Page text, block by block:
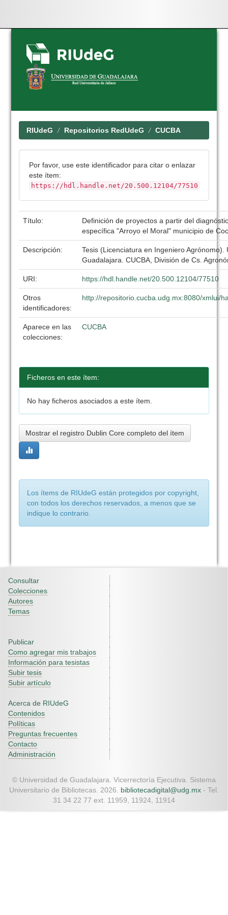
Skip
navigation
RIUdeG Repositorios RedUdeG CUCBA
Por favor, use este identificador para citar o enlazar
este ítem:
https://hdl.handle.net/20.500.12104/77510
Título:
Definición de proyectos a partir del
específica "Arroyo el Moral" municipio de
Descripción:
Tesis (Licenciatura en Ingeniero Agrónomo).
Guadalajara. CUCBA, División de Cs.
URI: https://hdl.handle.net/20.500.12104/77510
Otros
identificadores:
http://repositorio.cucba.udg.mx:8080/xmlui/
Aparece en las
colecciones:
CUCBA
Ficheros en este ítem:
No hay ficheros asociados a este ítem.
Mostrar el registro Dublin Core completo del ítem
Los ítems de RIUdeG están protegidos por copyright,
con todos los derechos reservados, a menos que se
indique lo contrario.
Consultar
Colecciones
Autores
Temas
Publicar
Como agregar mis trabajos
Información para tesistas
Subir tesis
Subir artículo
Acerca de RIUdeG
Contenidos
Políticas
Preguntas frecuentes
Contacto
Administración
© Universidad de Guadalajara. Vicerrectoría Ejecutiva. Sistema
Universitario de Bibliotecas. 2026. bibliotecadigital@udg.mx - Tel.
31 34 22 77 ext. 11959, 11924, 11914